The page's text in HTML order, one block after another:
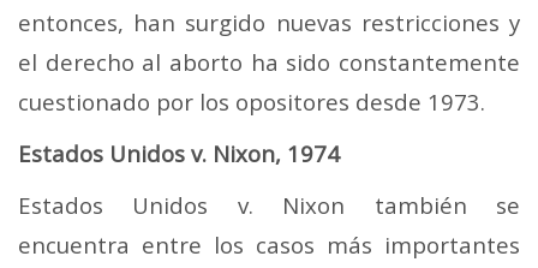
entonces, han surgido nuevas restricciones y
el derecho al aborto ha sido constantemente
cuestionado por los opositores desde 1973.
Estados Unidos v. Nixon, 1974
Estados Unidos v. Nixon también se
encuentra entre los casos más importantes